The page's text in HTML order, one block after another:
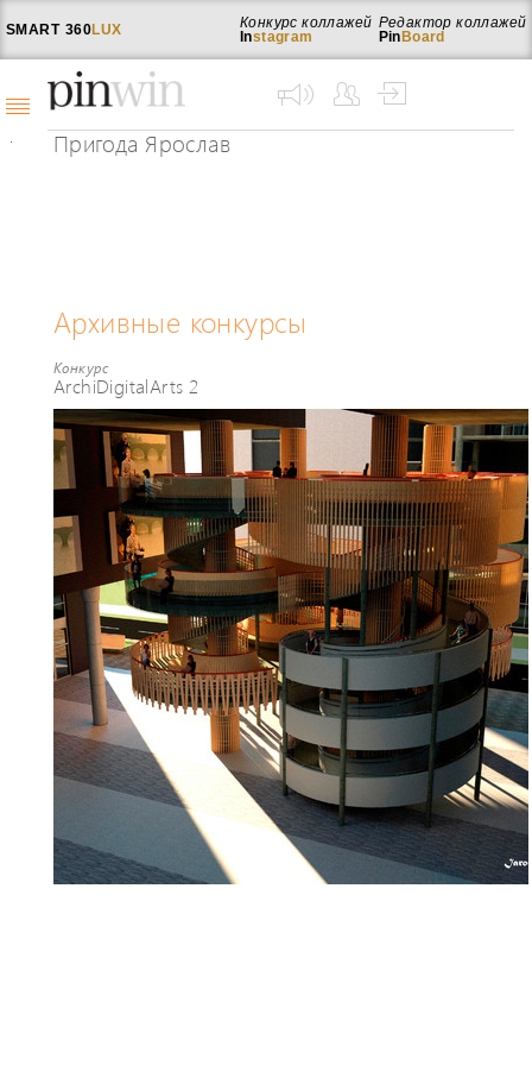
SMART 360LUX
Редактор коллажей
Pin Board
Конкурс коллажей
Instagram
Пригода Ярослав
Архивные конкурсы
Конкурс
ArchiDigitalArts 2